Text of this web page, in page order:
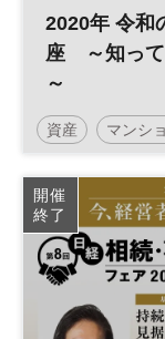
2020年 令和
座 ～知って
～
資産 マンシ
開催
終了